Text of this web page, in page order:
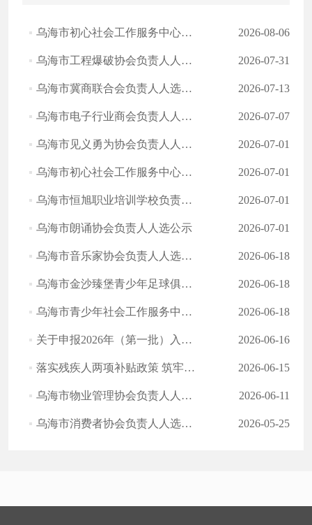
乌海市初心社会工作服务中心负责人人选公示 2026-08-06
乌海市工程爆破协会负责人人选公示 2026-07-31
乌海市冀商联合会负责人人选公示 2026-07-13
乌海市电子行业商会负责人人选公示 2026-07-07
乌海市见义勇为协会负责人人选公示 2026-07-01
乌海市初心社会工作服务中心负责人人选公示 2026-07-01
乌海市恒旭职业培训学校负责人人选公示 2026-07-01
乌海市朗诵协会负责人人选公示 2026-07-01
乌海市音乐家协会负责人人选公示 2026-06-18
乌海市金沙臻堡青少年足球俱乐部负责人人选公示 2026-06-18
乌海市青少年社会工作服务中心负责人人选公示 2026-06-18
关于申报2026年（第一批）入住养老机构老年人服务补贴的公示 2026-06-16
落实残疾人两项补贴政策 筑牢民生保障底线 2026-06-15
乌海市物业管理协会负责人人选公示 2026-06-11
乌海市消费者协会负责人人选公示 2026-05-25